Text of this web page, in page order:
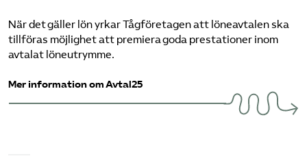
När det gäller lön yrkar Tågföretagen att löneavtalen ska
tillföras möjlighet att premiera goda prestationer inom
avtalat löneutrymme.
Mer information om Avtal25